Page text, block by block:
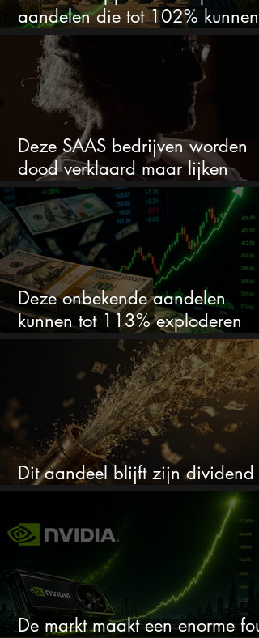
aandelen die tot 102% kunnen
stijgen
Deze SAAS bedrijven worden
dood verklaard maar lijken
springlevend
Deze onbekende aandelen
kunnen tot 113% exploderen
(één springt eruit)
Dit aandeel blijft zijn dividend
verhogen, wat er ook gebeurt
De markt maakt een enorme fout